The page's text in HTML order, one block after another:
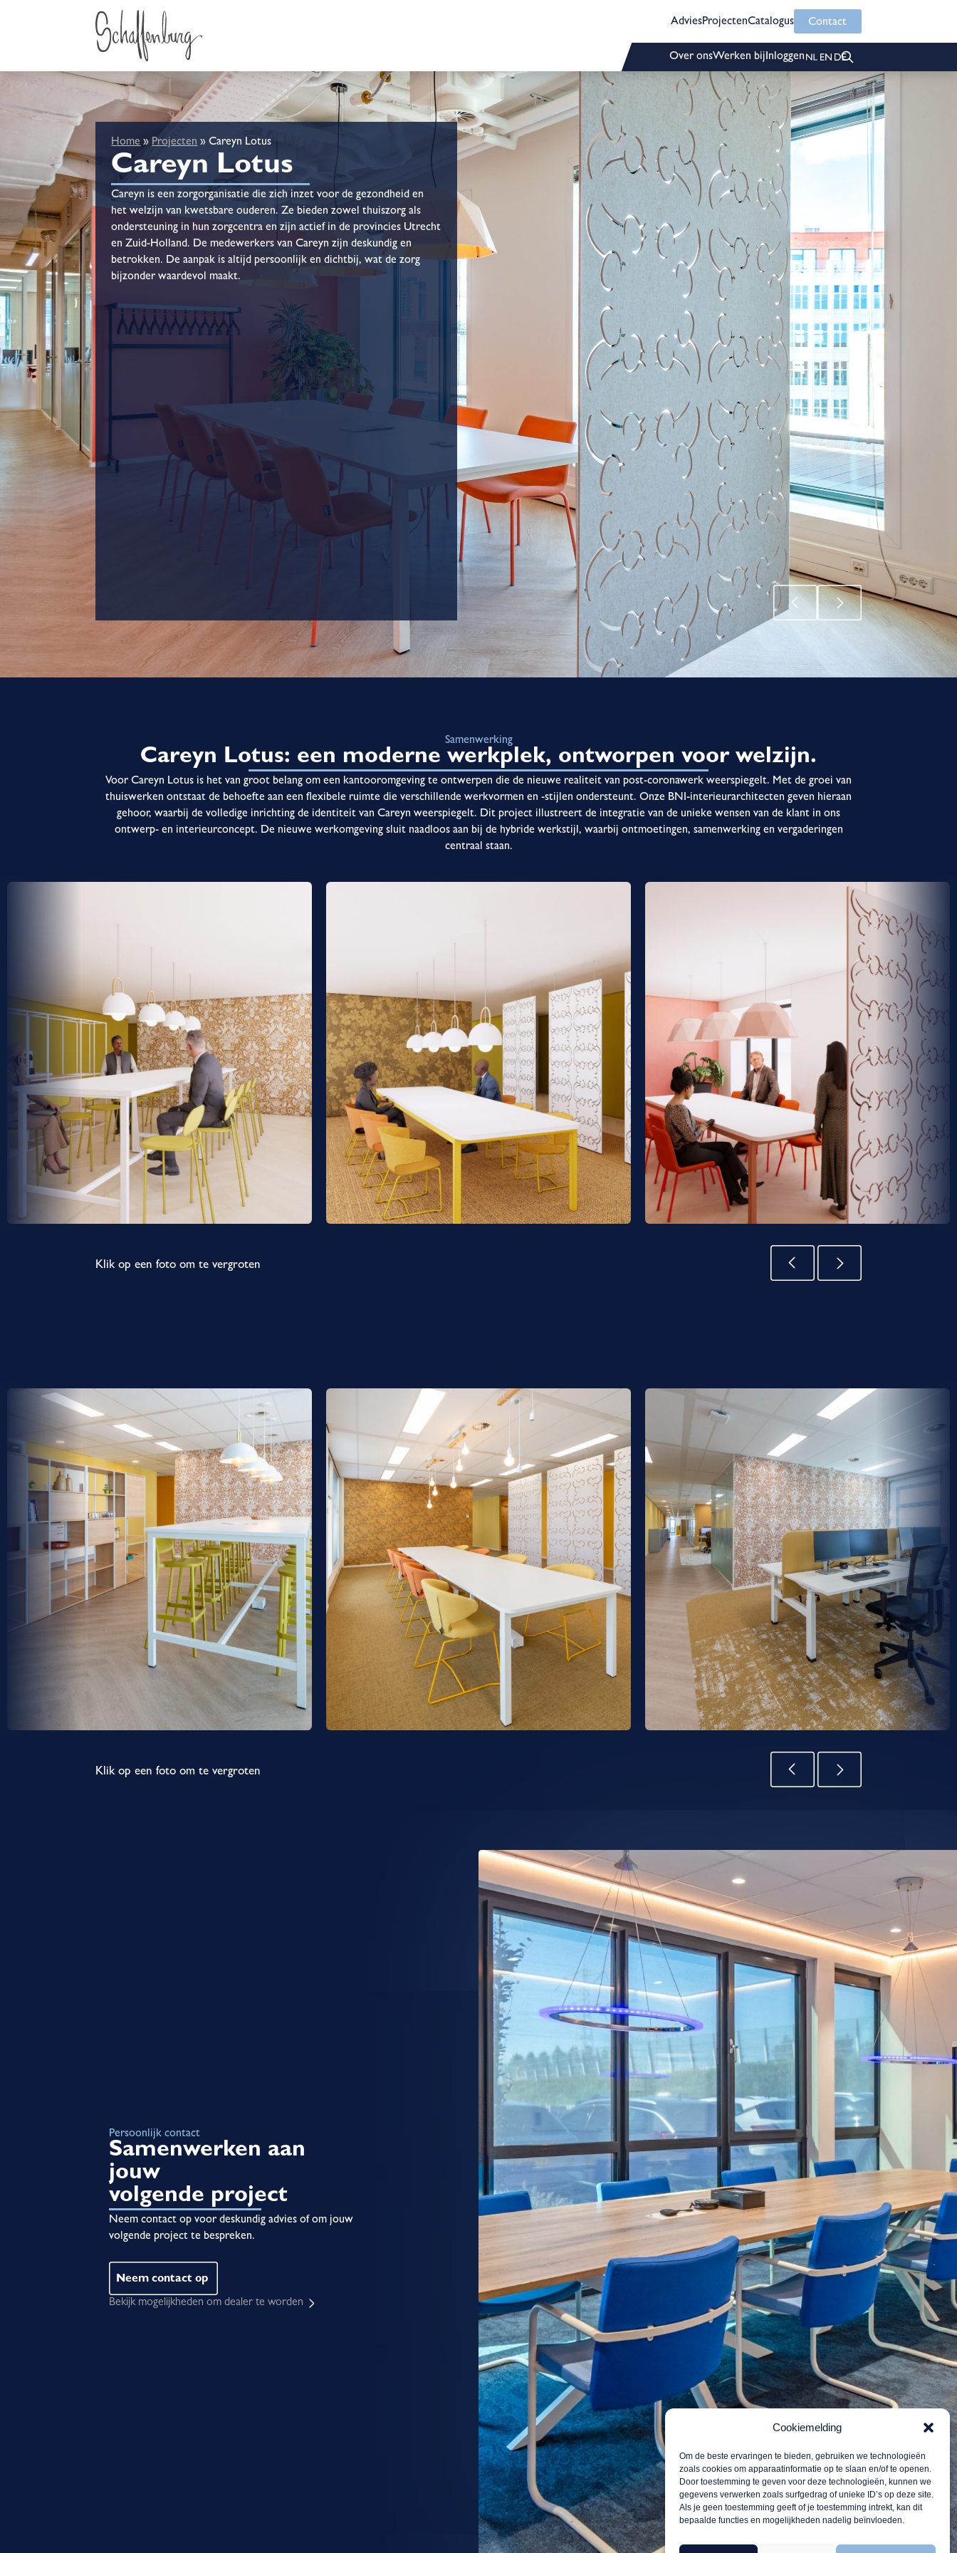
Cookiemelding
Om de beste ervaringen te bieden, gebruiken we technologieën
zoals cookies om apparaatinformatie op te slaan en/of te openen.
Door toestemming te geven voor deze technologieën, kunnen we
gegevens verwerken zoals surfgedrag of unieke ID’s op deze site.
Als je geen toestemming geeft of je toestemming intrekt, kan dit
bepaalde functies en mogelijkheden nadelig beïnvloeden.
AdviesProjectenCatalogus Contact
Over onsWerken bijInloggen
Home » Projecten »Careyn Lotus
Careyn Lotus
Careyn is een zorgorganisatie die zich inzet voor de gezondheid en
het welzijn van kwetsbare ouderen. Ze bieden zowel thuiszorg als
ondersteuning in hun zorgcentra en zijn actief in de provincies Utrecht
en Zuid-Holland. De medewerkers van Careyn zijn deskundig en
betrokken. De aanpak is altijd persoonlijk en dichtbij, wat de zorg
bijzonder waardevol maakt.
Samenwerking
Careyn Lotus: een moderne werkplek, ontworpen voor welzijn.
Voor Careyn Lotus is het van groot belang om een kantooromgeving te ontwerpen die de nieuwe realiteit van post-coronawerk weerspiegelt. Met de groei van
thuiswerken ontstaat de behoefte aan een flexibele ruimte die verschillende werkvormen en -stijlen ondersteunt. Onze BNI-interieurarchitecten geven hieraan
gehoor, waarbij de volledige inrichting de identiteit van Careyn weerspiegelt. Dit project illustreert de integratie van de unieke wensen van de klant in ons
ontwerp- en interieurconcept. De nieuwe werkomgeving sluit naadloos aan bij de hybride werkstijl, waarbij ontmoetingen, samenwerking en vergaderingen
centraal staan.
Klik op een foto om te vergroten
Klik op een foto om te vergroten
Persoonlijk contact
Samenwerken aan
jouw
volgende project
Neem contact op voor deskundig advies of om jouw
volgende project te bespreken.
Neem contact op
Bekijk mogelijkheden om dealer te worden